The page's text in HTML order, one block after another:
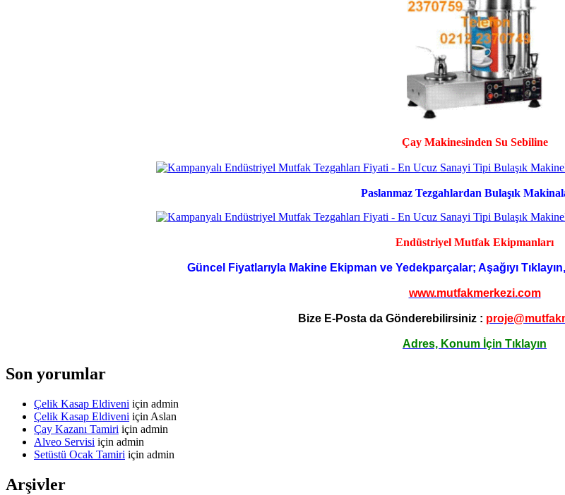
Çay Makinesinden Su Sebiline
Paslanmaz Tezgahlardan Bulaşık
Endüstriyel Mutfak Ekipmanları
Güncel Fiyatlarıyla Makine Ekipman ve Yedekparçalar; Aşağıyı
www.mutfakmerkezi.com
Bize E-Posta da Gönderebilirsiniz :
Adres, Konum İçin Tıklayın
Son yorumlar
Çelik Kasap Eldiveni için admin
Çelik Kasap Eldiveni için Aslan
Çay Kazanı Tamiri için admin
Alveo Servisi için admin
Setüstü Ocak Tamiri için admin
Arşivler